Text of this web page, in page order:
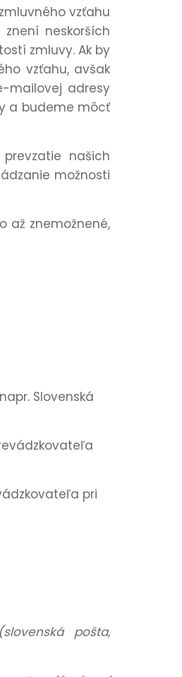
vzťahu
neskorších
zmluvy. Ak by
vzťahu, avšak
mailovej adresy
a budeme môcť
našich
možnosti
až znemožnené,
Slovenská
pri
pošta,